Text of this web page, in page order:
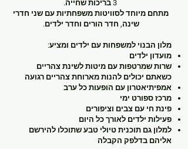
3 בריכות שחייה.
מתחם מיוחד לסוויטות משפחתיות עם שני חדרי
שינה, חדר הורים וחדר ילדים.
מלון הבנוי למשפחות עם ילדים ומציע:
מועדון ילדים
שרות שמרטפות עם מיטות לשינת צהריים
כשאתם יכולים להנות מארוחת צהריים רגועה
אמפיתיאטרון עם הופעות כל ערב
מרכז ספורט ימי
פינת חי עם צבים וציפורים
פעילות ילדים לאורך כל היום
למלון גם תוכנית טיולי טבע שתוכלו להירשם
אליהם בדלפק הקבלה